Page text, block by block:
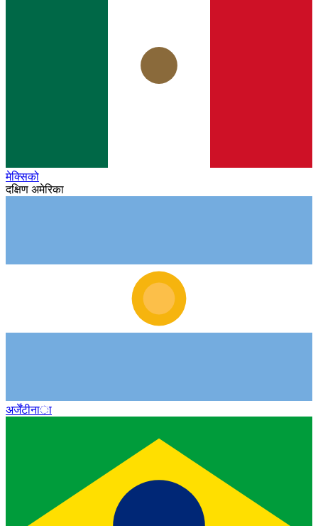
मेक्सिको
दक्षिण अमेरिका
अर्जेंटीना